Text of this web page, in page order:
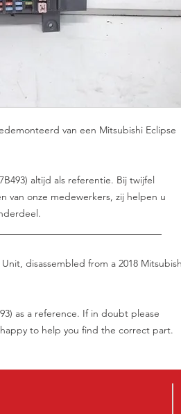
van een Mitsubishi Eclipse
altijd als referentie. Bij twijfel
van onze medewerkers, zij helpen u
disassembled from a 2018
as a reference. If in doubt please
to help you find the correct part.